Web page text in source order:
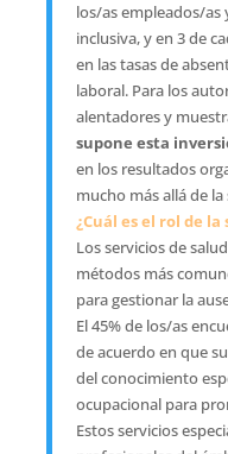
los/as empleados/as
inclusiva, y en 3 de
en las tasas de
laboral. Para los
alentadores y
supone esta
en los resultados
mucho más allá de
¿Cuál es el rol de
Los servicios de
métodos más
para gestionar la
El 45% de los/as
de acuerdo en que
del conocimiento
ocupacional para
Estos servicios